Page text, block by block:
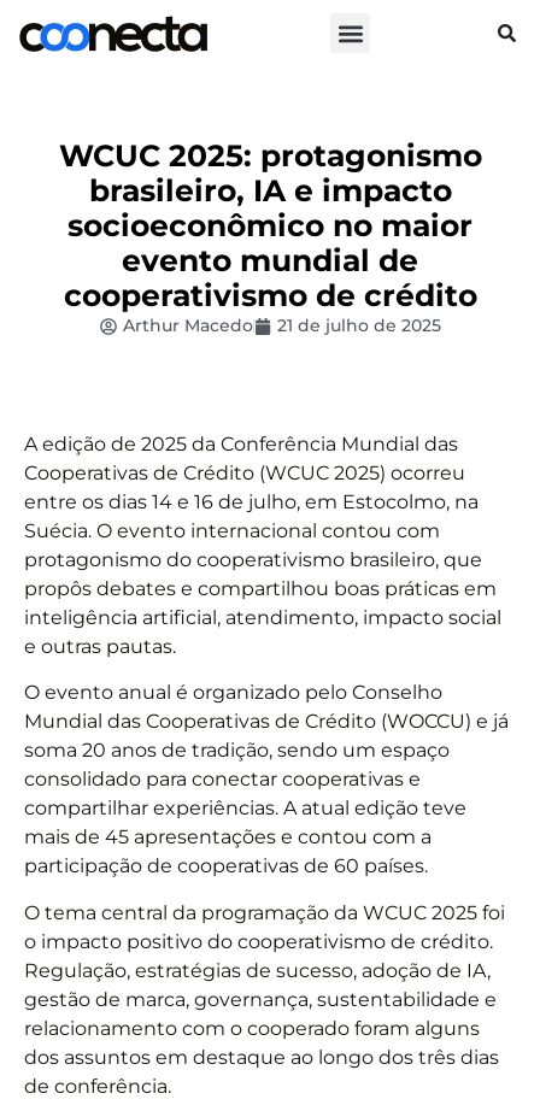
WCUC 2025: protagonismo
brasileiro, IA e impacto
socioeconômico no maior
evento mundial de
cooperativismo de crédito
Arthur Macedo 21 de julho de 2025
A edição de 2025 da Conferência Mundial das
Cooperativas de Crédito (WCUC 2025) ocorreu
entre os dias 14 e 16 de julho, em Estocolmo, na
Suécia. O evento internacional contou com
protagonismo do cooperativismo brasileiro, que
propôs debates e compartilhou boas práticas em
inteligência artificial, atendimento, impacto social
e outras pautas.
O evento anual é organizado pelo Conselho
Mundial das Cooperativas de Crédito (WOCCU) e já
soma 20 anos de tradição, sendo um espaço
consolidado para conectar cooperativas e
compartilhar experiências. A atual edição teve
mais de 45 apresentações e contou com a
participação de cooperativas de 60 países.
O tema central da programação da WCUC 2025 foi
o impacto positivo do cooperativismo de crédito.
Regulação, estratégias de sucesso, adoção de IA,
gestão de marca, governança, sustentabilidade e
relacionamento com o cooperado foram alguns
dos assuntos em destaque ao longo dos três dias
de conferência.